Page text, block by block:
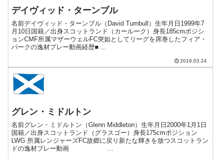
デイヴィッド・ターンブル
名前デイヴィッド・ターンブル（David Turnbull）生年月日1999年7
月10日国籍／出身スコットランド（カールーク）身長185cmポジシ
ョンCMF所属マザーウェルFC突如としてリーグを席巻したフィア・
パークの逸材プレー動画経歴■ ...
2019.03.24
グレン・ミドルトン
名前グレン・ミドルトン（Glenn Middleton）生年月日2000年1月1日
国籍／出身スコットランド（グラスゴー）身長175cmポジション
LWG 所属レンジャーズFC故郷に戻り新たな輝きを放つスコットラン
ドの逸材プレー動画 ...